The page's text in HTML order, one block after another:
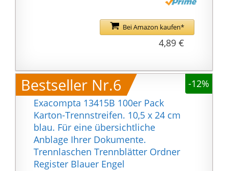
Bei Amazon kaufen*
4,89 €
Bestseller Nr.6
-12%
Exacompta 13415B 100er Pack
Karton-Trennstreifen. 10,5 x 24 cm
blau. Für eine übersichtliche
Anblage Ihrer Dokumente.
Trennlaschen Trennblätter Ordner
Register Blauer Engel